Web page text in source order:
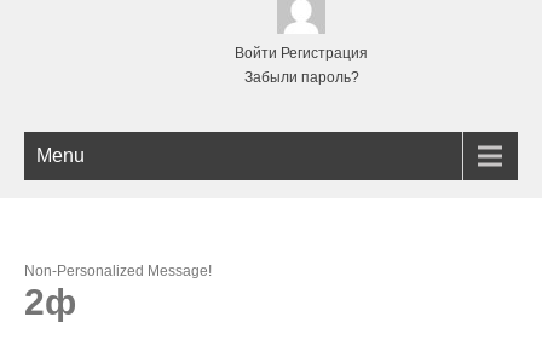
Войти Регистрация
Забыли пароль?
Menu
Non-Personalized Message!
2ф